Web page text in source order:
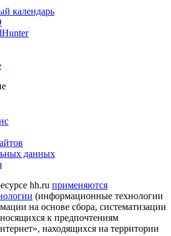
календарь
данных
hh.ru применяются
(информационные технологии
на основе сбора, систематизации
к предпочтениям
находящихся на территории